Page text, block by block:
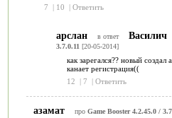
7
| 10 | Ответить
арслан в ответ Василич
3.7.0.11 [20-05-2014]
как зарегался?? новый
канает регистрация((
12
| 7 | Ответить
азамат про Game Booster 4.2.45.0 /